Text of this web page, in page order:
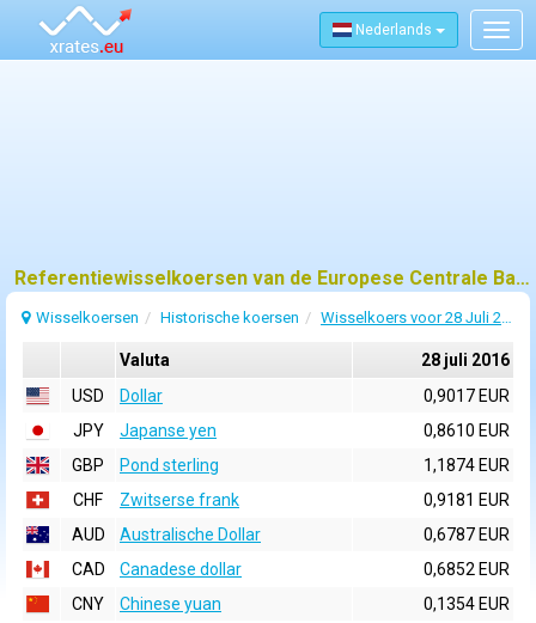
Nederlands
Referentiewisselkoersen van de Europese Centrale Bank (ECB) voor 28 juli 2016
Wisselkoersen Historische koersen Wisselkoers voor 28 Juli 2016
Valuta
28 juli 2016
USD
Dollar
0,9017 EUR
JPY
Japanse yen
0,8610 EUR
GBP
Pond sterling
1,1874 EUR
CHF
Zwitserse frank
0,9181 EUR
AUD
Australische Dollar
0,6787 EUR
CAD
Canadese dollar
0,6852 EUR
CNY
Chinese yuan
0,1354 EUR